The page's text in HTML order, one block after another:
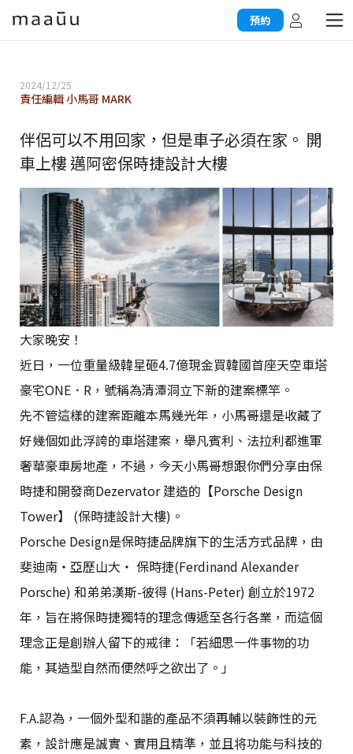
預約
2024/12/25
責任編輯 小馬哥 MARK
伴侶可以不用回家，但是車子必須在家。 開
車上樓 邁阿密保時捷設計大樓
大家晚安！
近日，一位重量級韓星砸4.7億現金買韓國首座天空車塔
豪宅ONE．R，號稱為清潭洞立下新的建案標竿。
先不管這樣的建案距離本馬幾光年，小馬哥還是收藏了
好幾個如此浮誇的車塔建案，舉凡賓利、法拉利都進軍
奢華豪車房地產，不過，今天小馬哥想跟你們分享由保
時捷和開發商Dezervator 建造的【Porsche Design
Tower】 (保時捷設計大樓)。
Porsche Design是保時捷品牌旗下的生活方式品牌，由
斐迪南‧亞歷山大‧ 保時捷(Ferdinand Alexander
Porsche) 和弟弟漢斯-彼得 (Hans-Peter) 創立於1972
年，旨在將保時捷獨特的理念傳遞至各行各業，而這個
理念正是創辦人留下的戒律：「若細思一件事物的功
能，其造型自然而便然呼之欲出了。」
F.A.認為，一個外型和諧的產品不須再輔以裝飾性的元
素，設計應是誠實、實用且精準，並且将功能与科技的